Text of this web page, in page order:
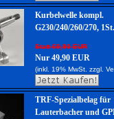
Kurbelwelle kompl.
G230/240/260/270, 1St.
Statt 69,90 EUR
Nur 49,90 EUR
(inkl. 19% MwSt. zzgl.
TRF-Spezialbelag für
Lauterbacher und